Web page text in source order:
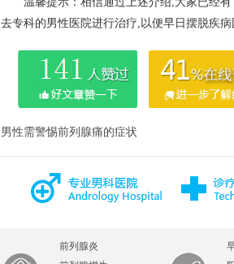
去专科的男性医院进行治疗,以便早日摆脱疾病
男性需警惕前列腺痛的症状
前列腺炎